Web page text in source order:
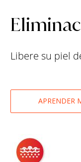
Libere su piel
APRENDER